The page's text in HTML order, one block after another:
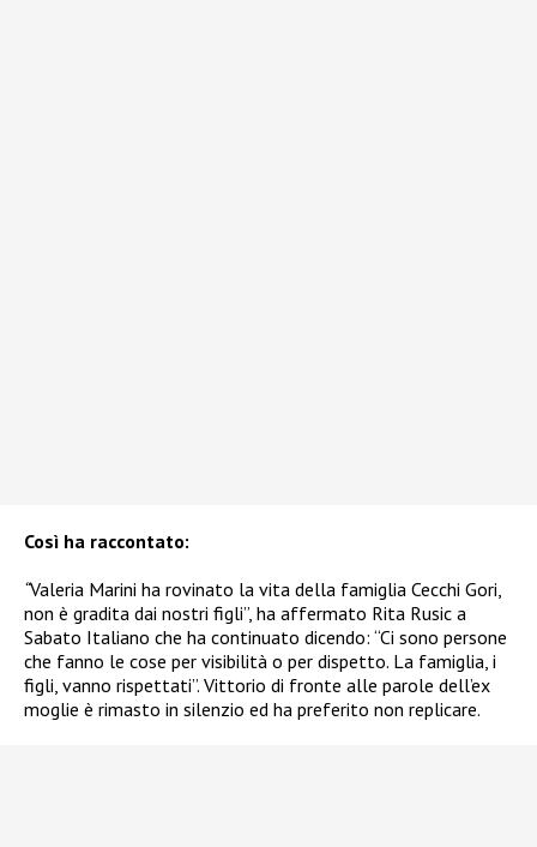
Così ha raccontato:
“Valeria Marini ha rovinato la vita della famiglia Cecchi Gori,
non è gradita dai nostri figli”, ha affermato Rita Rusic a
Sabato Italiano che ha continuato dicendo: “Ci sono persone
che fanno le cose per visibilità o per dispetto. La famiglia, i
figli, vanno rispettati”. Vittorio di fronte alle parole dell’ex
moglie è rimasto in silenzio ed ha preferito non replicare.